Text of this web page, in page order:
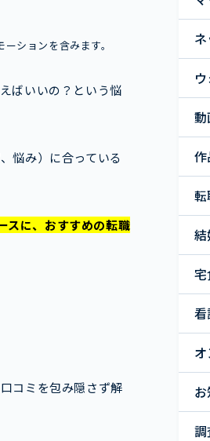
ションを含みます。
ばいいの？という悩
悩み）に合っている
スに、おすすめの転職
コミを包み隠さず解
転
看